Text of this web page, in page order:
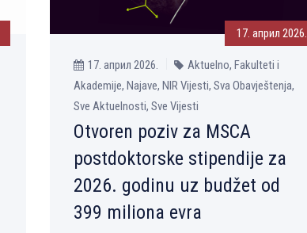
17. април 2026.
17. април 2026.
Aktuelno, Fakulteti i
Akademije, Najave, NIR Vijesti, Sva Obavještenja,
Sve Aktuelnosti, Sve Vijesti
Otvoren poziv za MSCA
postdoktorske stipendije za
2026. godinu uz budžet od
399 miliona evra